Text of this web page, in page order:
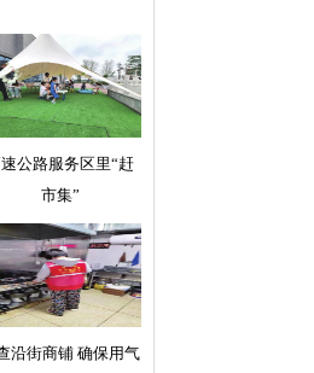
公路服务区里“赶
市集”
沿街商铺 确保用气